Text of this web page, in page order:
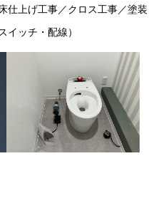
仕上げ工事／クロス工事／塗装
イッチ・配線）